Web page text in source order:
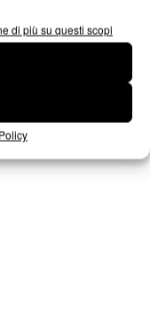
di più su questi scopi